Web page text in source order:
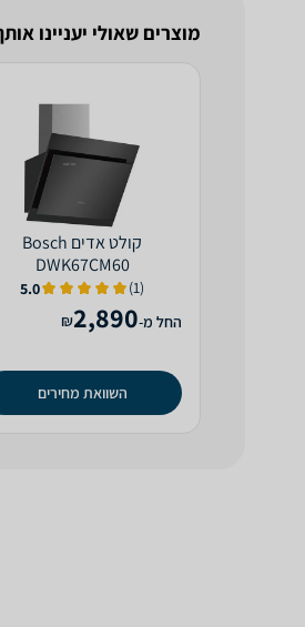
מוצרים שאולי יעניינו
קולט אדים Bosch
DWK67CM60
(1)
5.0
החל מ-2,890
₪
השוואת מחירים